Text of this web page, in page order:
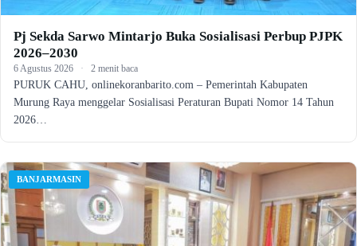
Pj Sekda Sarwo Mintarjo Buka Sosialisasi Perbup PJPK
2026–2030
6 Agustus 2026 · 2 menit baca
PURUK CAHU, onlinekoranbarito.com – Pemerintah Kabupaten
Murung Raya menggelar Sosialisasi Peraturan Bupati Nomor 14 Tahun
2026…
BANJARMASIN